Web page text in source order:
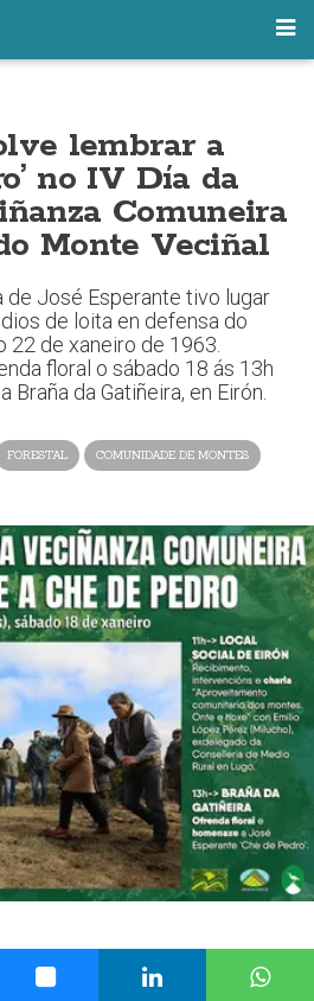
lembrar a
no IV Día da
Comuneira
Monte Veciñal
de José Esperante tivo lugar
de loita en defensa do
22 de xaneiro de 1963.
floral o sábado 18 ás 13h
Braña da Gatiñeira, en Eirón.
FORESTAL COMUNIDADE DE MONTES